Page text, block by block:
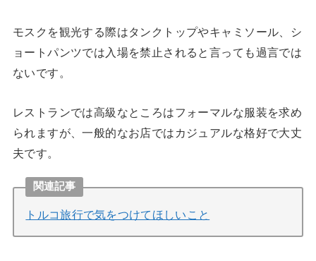
モスクを観光する際はタンクトップやキャミソール、シ
ョートパンツでは入場を禁止されると言っても過言では
ないです。
レストランでは高級なところはフォーマルな服装を求め
られますが、一般的なお店ではカジュアルな格好で大丈
夫です。
関連記事
トルコ旅行で気をつけてほしいこと